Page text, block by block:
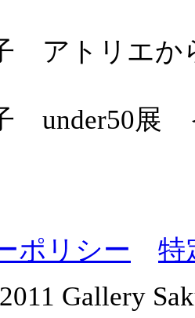
アトリエか
under50展
ポリシー
特
Gallery